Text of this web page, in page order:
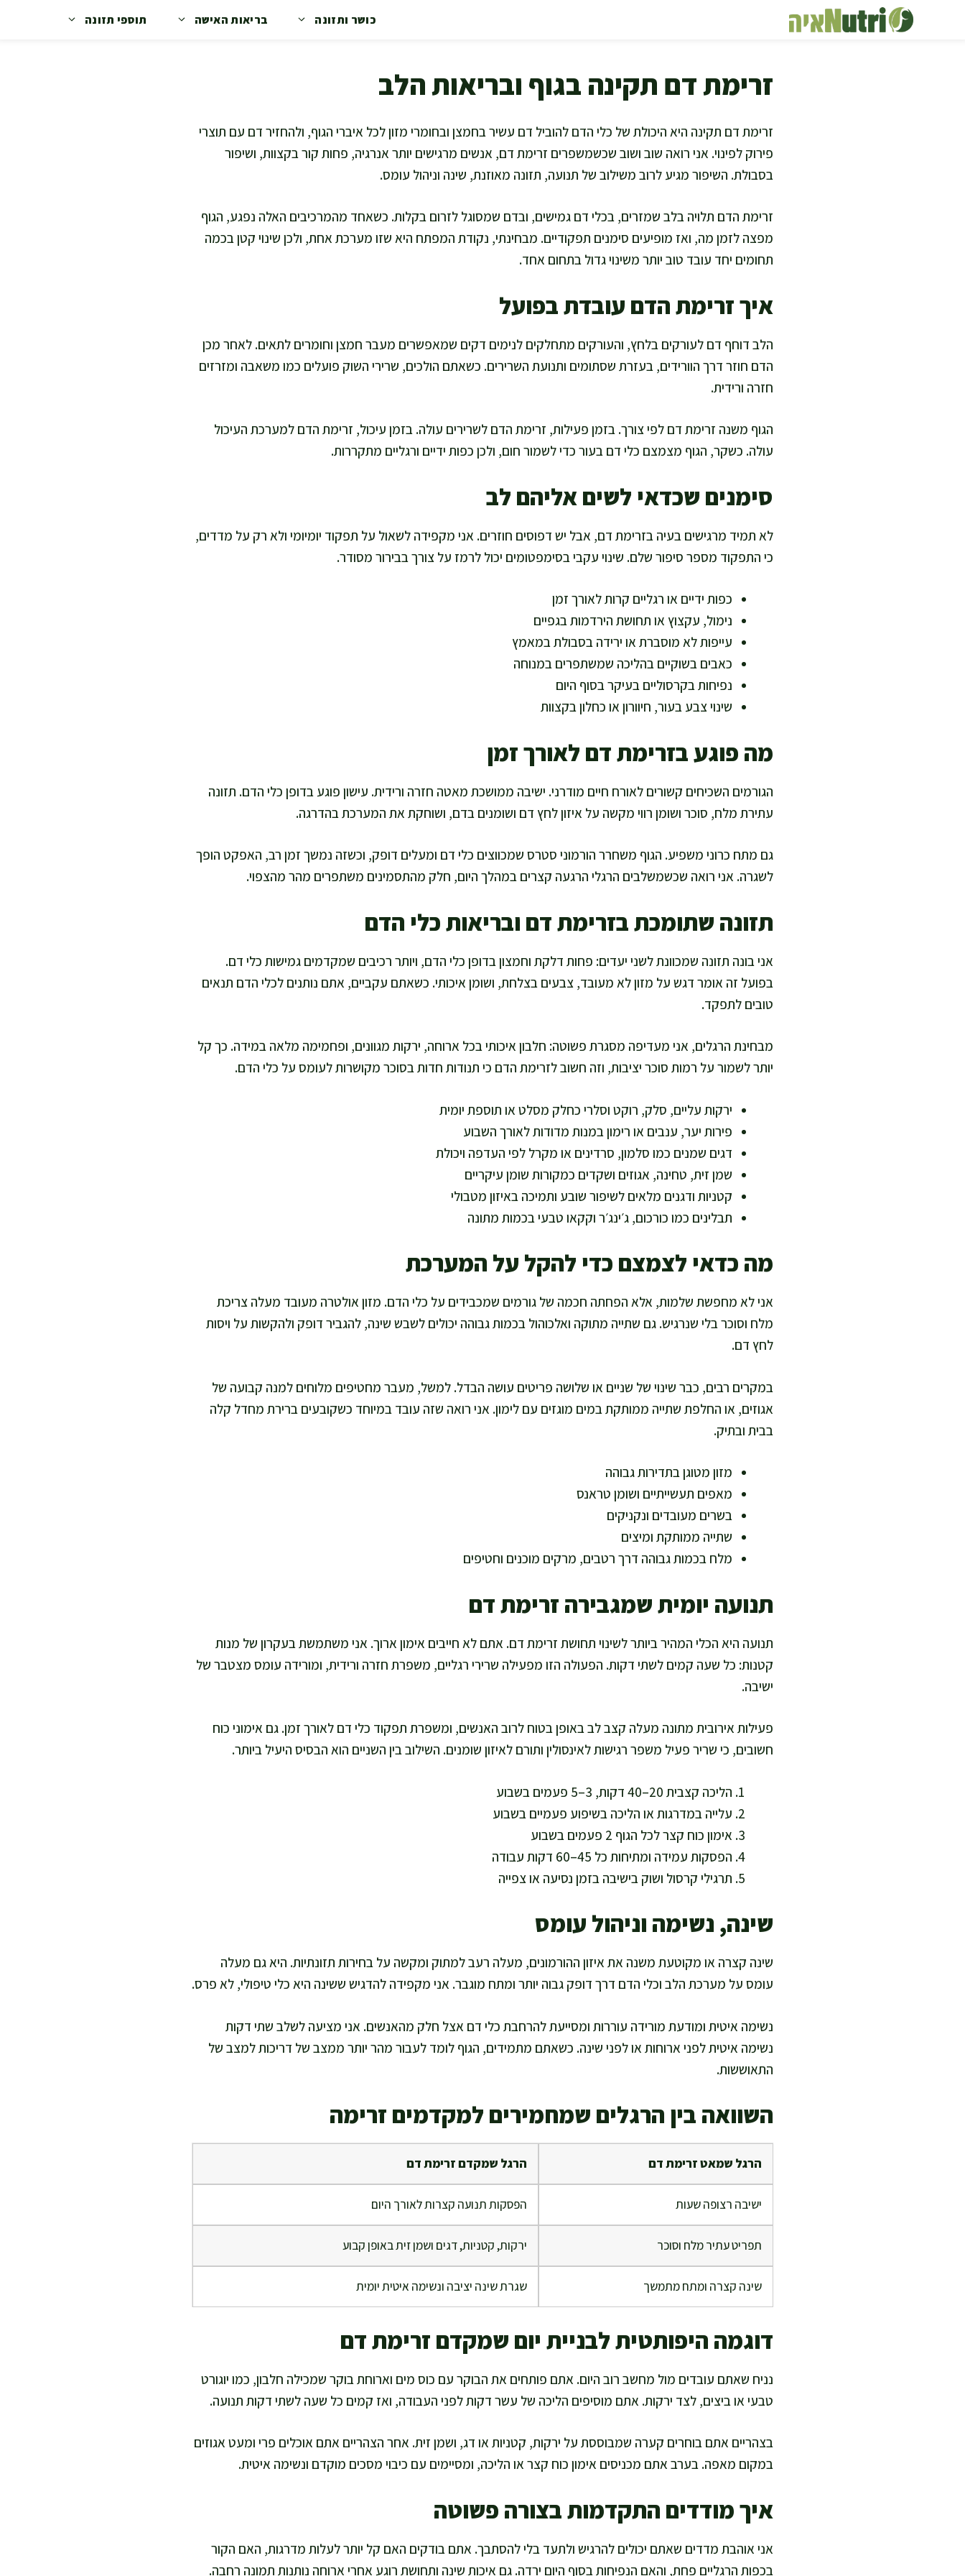
כושר ותזונה בריאות האישה תוספי תזונה
זרימת דם תקינה בגוף ובריאות הלב
זרימת דם תקינה היא היכולת של כלי הדם להוביל דם עשיר בחמצן ובחומרי מזון לכל איברי הגוף, ולהחזיר דם עם תוצרי
פירוק לפינוי. אני רואה שוב ושוב שכשמשפרים זרימת דם, אנשים מרגישים יותר אנרגיה, פחות קור בקצוות, ושיפור
בסבולת. השיפור מגיע לרוב משילוב של תנועה, תזונה מאוזנת, שינה וניהול עומס.
זרימת הדם תלויה בלב שמזרים, בכלי דם גמישים, ובדם שמסוגל לזרום בקלות. כשאחד מהמרכיבים האלה נפגע, הגוף
מפצה לזמן מה, ואז מופיעים סימנים תפקודיים. מבחינתי, נקודת המפתח היא שזו מערכת אחת, ולכן שינוי קטן בכמה
תחומים יחד עובד טוב יותר משינוי גדול בתחום אחד.
איך זרימת הדם עובדת בפועל
הלב דוחף דם לעורקים בלחץ, והעורקים מתחלקים לנימים דקים שמאפשרים מעבר חמצן וחומרים לתאים. לאחר מכן
הדם חוזר דרך הוורידים, בעזרת שסתומים ותנועת השרירים. כשאתם הולכים, שרירי השוק פועלים כמו משאבה ומזרזים
חזרה ורידית.
הגוף משנה זרימת דם לפי צורך. בזמן פעילות, זרימת הדם לשרירים עולה. בזמן עיכול, זרימת הדם למערכת העיכול
עולה. כשקר, הגוף מצמצם כלי דם בעור כדי לשמור חום, ולכן כפות ידיים ורגליים מתקררות.
סימנים שכדאי לשים אליהם לב
לא תמיד מרגישים בעיה בזרימת דם, אבל יש דפוסים חוזרים. אני מקפידה לשאול על תפקוד יומיומי ולא רק על מדדים,
כי התפקוד מספר סיפור שלם. שינוי עקבי בסימפטומים יכול לרמז על צורך בבירור מסודר.
כפות ידיים או רגליים קרות לאורך זמן
נימול, עקצוץ או תחושת הירדמות בגפיים
עייפות לא מוסברת או ירידה בסבולת במאמץ
כאבים בשוקיים בהליכה שמשתפרים במנוחה
נפיחות בקרסוליים בעיקר בסוף היום
שינוי צבע בעור, חיוורון או כחלון בקצוות
מה פוגע בזרימת דם לאורך זמן
הגורמים השכיחים קשורים לאורח חיים מודרני. ישיבה ממושכת מאטה חזרה ורידית. עישון פוגע בדופן כלי הדם. תזונה
עתירת מלח, סוכר ושומן רווי מקשה על איזון לחץ דם ושומנים בדם, ושוחקת את המערכת בהדרגה.
גם מתח כרוני משפיע. הגוף משחרר הורמוני סטרס שמכווצים כלי דם ומעלים דופק, וכשזה נמשך זמן רב, האפקט הופך
לשגרה. אני רואה שכשמשלבים הרגלי הרגעה קצרים במהלך היום, חלק מהתסמינים משתפרים מהר מהצפוי.
תזונה שתומכת בזרימת דם ובריאות כלי הדם
אני בונה תזונה שמכוונת לשני יעדים: פחות דלקת וחמצון בדופן כלי הדם, ויותר רכיבים שמקדמים גמישות כלי דם.
בפועל זה אומר דגש על מזון לא מעובד, צבעים בצלחת, ושומן איכותי. כשאתם עקביים, אתם נותנים לכלי הדם תנאים
טובים לתפקד.
מבחינת הרגלים, אני מעדיפה מסגרת פשוטה: חלבון איכותי בכל ארוחה, ירקות מגוונים, ופחמימה מלאה במידה. כך קל
יותר לשמור על רמות סוכר יציבות, וזה חשוב לזרימת הדם כי תנודות חדות בסוכר מקושרות לעומס על כלי הדם.
ירקות עליים, סלק, רוקט וסלרי כחלק מסלט או תוספת יומית
פירות יער, ענבים או רימון במנות מדודות לאורך השבוע
דגים שמנים כמו סלמון, סרדינים או מקרל לפי העדפה ויכולת
שמן זית, טחינה, אגוזים ושקדים כמקורות שומן עיקריים
קטניות ודגנים מלאים לשיפור שובע ותמיכה באיזון מטבולי
תבלינים כמו כורכום, ג׳ינג׳ר וקקאו טבעי בכמות מתונה
מה כדאי לצמצם כדי להקל על המערכת
אני לא מחפשת שלמות, אלא הפחתה חכמה של גורמים שמכבידים על כלי הדם. מזון אולטרה מעובד מעלה צריכת
מלח וסוכר בלי שנרגיש. גם שתייה מתוקה ואלכוהול בכמות גבוהה יכולים לשבש שינה, להגביר דופק ולהקשות על ויסות
לחץ דם.
במקרים רבים, כבר שינוי של שניים או שלושה פריטים עושה הבדל. למשל, מעבר מחטיפים מלוחים למנה קבועה של
אגוזים, או החלפת שתייה ממותקת במים מוגזים עם לימון. אני רואה שזה עובד במיוחד כשקובעים ברירת מחדל קלה
בבית ובתיק.
מזון מטוגן בתדירות גבוהה
מאפים תעשייתיים ושומן טראנס
בשרים מעובדים ונקניקים
שתייה ממותקת ומיצים
מלח בכמות גבוהה דרך רטבים, מרקים מוכנים וחטיפים
תנועה יומית שמגבירה זרימת דם
תנועה היא הכלי המהיר ביותר לשינוי תחושת זרימת דם. אתם לא חייבים אימון ארוך. אני משתמשת בעקרון של מנות
קטנות: כל שעה קמים לשתי דקות. הפעולה הזו מפעילה שרירי רגליים, משפרת חזרה ורידית, ומורידה עומס מצטבר של
ישיבה.
פעילות אירובית מתונה מעלה קצב לב באופן בטוח לרוב האנשים, ומשפרת תפקוד כלי דם לאורך זמן. גם אימוני כוח
חשובים, כי שריר פעיל משפר רגישות לאינסולין ותורם לאיזון שומנים. השילוב בין השניים הוא הבסיס היעיל ביותר.
הליכה קצבית 20–40 דקות, 3–5 פעמים בשבוע
עלייה במדרגות או הליכה בשיפוע פעמיים בשבוע
אימון כוח קצר לכל הגוף 2 פעמים בשבוע
הפסקות עמידה ומתיחות כל 45–60 דקות עבודה
תרגילי קרסול ושוק בישיבה בזמן נסיעה או צפייה
שינה, נשימה וניהול עומס
שינה קצרה או מקוטעת משנה את איזון ההורמונים, מעלה רעב למתוק ומקשה על בחירות תזונתיות. היא גם מעלה
עומס על מערכת הלב וכלי הדם דרך דופק גבוה יותר ומתח מוגבר. אני מקפידה להדגיש ששינה היא כלי טיפולי, לא פרס.
נשימה איטית ומודעת מורידה עוררות ומסייעת להרחבת כלי דם אצל חלק מהאנשים. אני מציעה לשלב שתי דקות
נשימה איטית לפני ארוחות או לפני שינה. כשאתם מתמידים, הגוף לומד לעבור מהר יותר ממצב של דריכות למצב של
התאוששות.
השוואה בין הרגלים שמחמירים למקדמים זרימה
הרגל שמאט זרימת דם הרגל שמקדם זרימת דם
ישיבה רצופה שעות הפסקות תנועה קצרות לאורך היום
תפריט עתיר מלח וסוכר ירקות, קטניות, דגים ושמן זית באופן קבוע
שינה קצרה ומתח מתמשך שגרת שינה יציבה ונשימה איטית יומית
דוגמה היפותטית לבניית יום שמקדם זרימת דם
נניח שאתם עובדים מול מחשב רוב היום. אתם פותחים את הבוקר עם כוס מים וארוחת בוקר שמכילה חלבון, כמו יוגורט
טבעי או ביצים, לצד ירקות. אתם מוסיפים הליכה של עשר דקות לפני העבודה, ואז קמים כל שעה לשתי דקות תנועה.
בצהריים אתם בוחרים קערה שמבוססת על ירקות, קטניות או דג, ושמן זית. אחר הצהריים אתם אוכלים פרי ומעט אגוזים
במקום מאפה. בערב אתם מכניסים אימון כוח קצר או הליכה, ומסיימים עם כיבוי מסכים מוקדם ונשימה איטית.
איך מודדים התקדמות בצורה פשוטה
אני אוהבת מדדים שאתם יכולים להרגיש ולתעד בלי להסתבך. אתם בודקים האם קל יותר לעלות מדרגות, האם הקור
בכפות הרגליים פחת, והאם הנפיחות בסוף היום ירדה. גם איכות שינה ותחושת רוגע אחרי ארוחה נותנות תמונה רחבה.